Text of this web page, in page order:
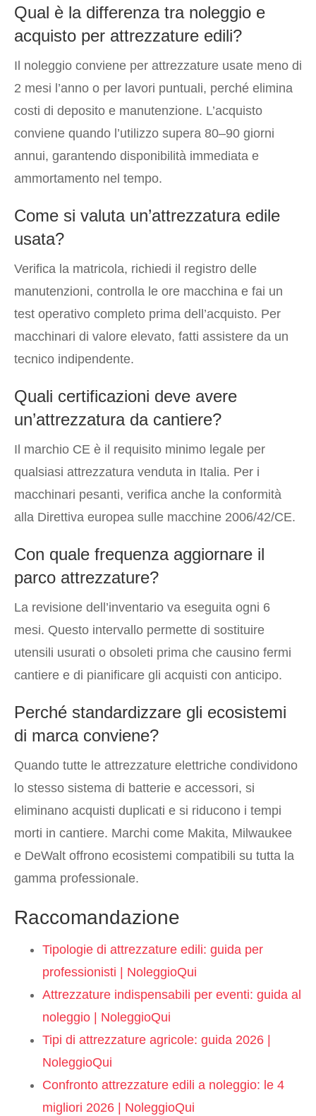
Qual è la differenza tra noleggio e
acquisto per attrezzature edili?
Il noleggio conviene per attrezzature usate meno di
2 mesi l’anno o per lavori puntuali, perché elimina
costi di deposito e manutenzione. L’acquisto
conviene quando l’utilizzo supera 80–90 giorni
annui, garantendo disponibilità immediata e
ammortamento nel tempo.
Come si valuta un’attrezzatura edile
usata?
Verifica la matricola, richiedi il registro delle
manutenzioni, controlla le ore macchina e fai un
test operativo completo prima dell’acquisto. Per
macchinari di valore elevato, fatti assistere da un
tecnico indipendente.
Quali certificazioni deve avere
un’attrezzatura da cantiere?
Il marchio CE è il requisito minimo legale per
qualsiasi attrezzatura venduta in Italia. Per i
macchinari pesanti, verifica anche la conformità
alla Direttiva europea sulle macchine 2006/42/CE.
Con quale frequenza aggiornare il
parco attrezzature?
La revisione dell’inventario va eseguita ogni 6
mesi. Questo intervallo permette di sostituire
utensili usurati o obsoleti prima che causino fermi
cantiere e di pianificare gli acquisti con anticipo.
Perché standardizzare gli ecosistemi
di marca conviene?
Quando tutte le attrezzature elettriche condividono
lo stesso sistema di batterie e accessori, si
eliminano acquisti duplicati e si riducono i tempi
morti in cantiere. Marchi come Makita, Milwaukee
e DeWalt offrono ecosistemi compatibili su tutta la
gamma professionale.
Raccomandazione
Tipologie di attrezzature edili: guida per
professionisti | NoleggioQui
Attrezzature indispensabili per eventi: guida al
noleggio | NoleggioQui
Tipi di attrezzature agricole: guida 2026 |
NoleggioQui
Confronto attrezzature edili a noleggio: le 4
migliori 2026 | NoleggioQui